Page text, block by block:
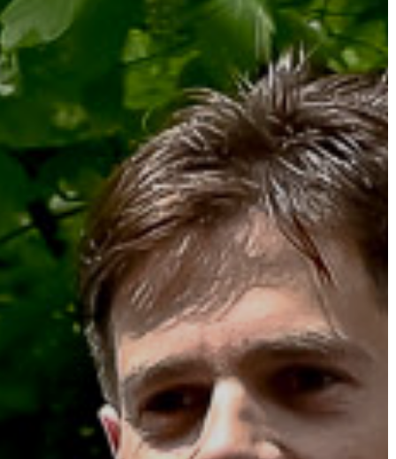
VÁROS
PÉNZÜGYEI
KÖLTSÉGVETÉSI
RENDELETEK